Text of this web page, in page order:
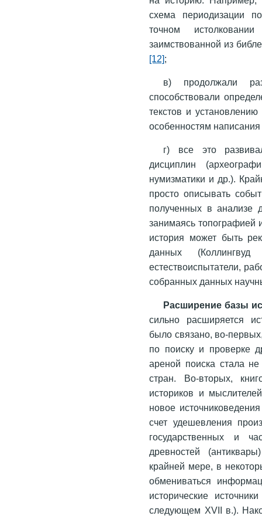
схема периодизации
точном
заимствованной из
[12];
в) продолжали
способствовали
текстов и
особенностям написания
г) все это
дисциплин
нумизматики и др.).
просто описывать
полученных в анализе
занимаясь топографией
история может быть
данных
естествоиспытатели,
собранных данных
Расширение базы
сильно расширяется
было связано, во-
по поиску и проверке
ареной поиска стала
стран. Во-вторых,
историков и
новое
счет удешевления
государственных и
древностей
крайней мере, в
обмениваться
исторические
следующем XVII в.).